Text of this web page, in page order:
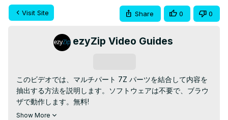
Visit Site Share 0 0
ezyZip Video Guides
このビデオでは、マルチパート 7Z パーツを結合して内容を
抽出する方法を説明します。ソフトウェアは不要で、ブラウ
ザで動作します。無料!
次のサイトにアクセスしてください:
Show More